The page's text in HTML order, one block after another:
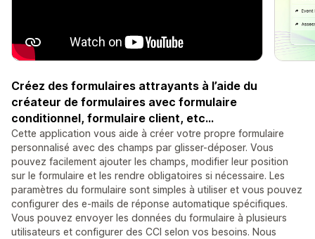
Créez des formulaires attrayants à l’aide du
créateur de formulaires avec formulaire
conditionnel, formulaire client, etc...
Cette application vous aide à créer votre propre formulaire
personnalisé avec des champs par glisser-déposer. Vous
pouvez facilement ajouter les champs, modifier leur position
sur le formulaire et les rendre obligatoires si nécessaire. Les
paramètres du formulaire sont simples à utiliser et vous pouvez
configurer des e-mails de réponse automatique spécifiques.
Vous pouvez envoyer les données du formulaire à plusieurs
utilisateurs et configurer des CCI selon vos besoins. Nous